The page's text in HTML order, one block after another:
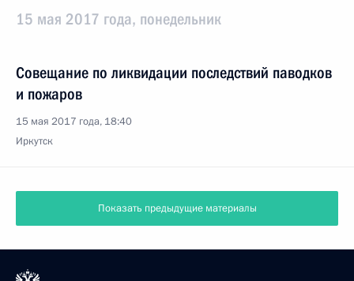
15 мая 2017 года, понедельник
Совещание по ликвидации последствий паводков
и пожаров
15 мая 2017 года, 18:40
Иркутск
Показать предыдущие материалы